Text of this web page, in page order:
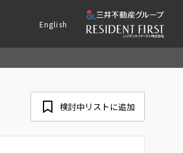
English
検討中リストに追加